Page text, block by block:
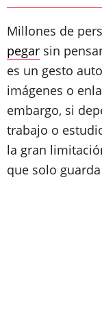
Millones de
pegar sin
es un gesto
imágenes o
embargo, si
trabajo o
la gran
que solo